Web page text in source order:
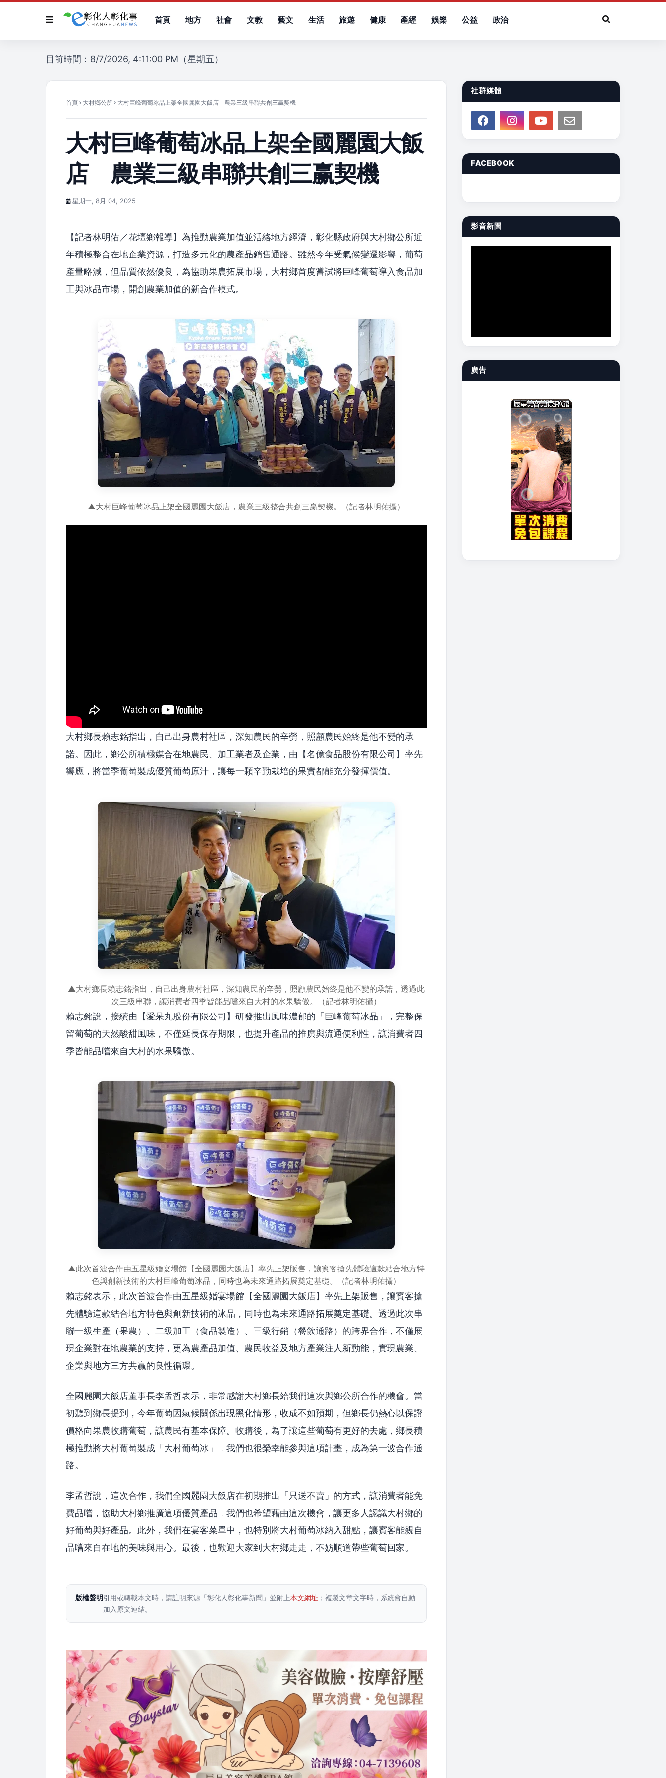
首頁 地方 社會 文教 藝文 生活 旅遊 健康 產經 娛樂 公益 政治
目前時間：8/7/2026, 4:11:00 PM（星期五）
首頁 大村鄉公所 大村巨峰葡萄冰品上架全國麗園大飯店 農業三級串聯共創三赢契機
大村巨峰葡萄冰品上架全國麗園大飯
店 農業三級串聯共創三赢契機
星期一, 8月 04, 2025
【記者林明佑／花壇鄉報導】為推動農業加值並活絡地方經濟，彰化縣政府與大村鄉公所近
年積極整合在地企業資源，打造多元化的農產品銷售通路。雖然今年受氣候變遷影響，葡萄
產量略減，但品質依然優良，為協助果農拓展市場，大村鄉首度嘗試將巨峰葡萄導入食品加
工與冰品市場，開創農業加值的新合作模式。
▲大村巨峰葡萄冰品上架全國麗園大飯店，農業三級整合共創三赢契機。（記者林明佑攝）
大村鄉長賴志銘指出，自己出身農村社區，深知農民的辛勞，照顧農民始終是他不變的承
諾。因此，鄉公所積極媒合在地農民、加工業者及企業，由【名億食品股份有限公司】率先
響應，將當季葡萄製成優質葡萄原汁，讓每一顆辛勤栽培的果實都能充分發揮價值。
▲大村鄉長賴志銘指出，自己出身農村社區，深知農民的辛勞，照顧農民始終是他不變的承諾，透過此
次三級串聯，讓消費者四季皆能品嚐來自大村的水果驕傲。（記者林明佑攝）
賴志銘說，接續由【愛呆丸股份有限公司】研發推出風味濃郁的「巨峰葡萄冰品」，完整保
留葡萄的天然酸甜風味，不僅延長保存期限，也提升產品的推廣與流通便利性，讓消費者四
季皆能品嚐來自大村的水果驕傲。
▲此次首波合作由五星級婚宴場館【全國麗園大飯店】率先上架販售，讓賓客搶先體驗這款結合地方特
色與創新技術的大村巨峰葡萄冰品，同時也為未來通路拓展奠定基礎。（記者林明佑攝）
賴志銘表示，此次首波合作由五星級婚宴場館【全國麗園大飯店】率先上架販售，讓賓客搶
先體驗這款結合地方特色與創新技術的冰品，同時也為未來通路拓展奠定基礎。透過此次串
聯一級生產（果農）、二級加工（食品製造）、三級行銷（餐飲通路）的跨界合作，不僅展
現企業對在地農業的支持，更為農產品加值、農民收益及地方產業注人新動能，實現農業、
企業與地方三方共贏的良性循環。
全國麗園大飯店董事長李孟哲表示，非常感謝大村鄉長給我們這次與鄉公所合作的機會。當
初聽到鄉長提到，今年葡萄因氣候關係出現黑化情形，收成不如預期，但鄉長仍熱心以保證
價格向果農收購葡萄，讓農民有基本保障。收購後，為了讓這些葡萄有更好的去處，鄉長積
極推動將大村葡萄製成「大村葡萄冰」，我們也很榮幸能參與這項計畫，成為第一波合作通
路。
李孟哲說，這次合作，我們全國麗園大飯店在初期推出「只送不賣」的方式，讓消費者能免
費品嚐，協助大村鄉推廣這項優質產品，我們也希望藉由這次機會，讓更多人認識大村鄉的
好葡萄與好產品。此外，我們在宴客菜單中，也特別將大村葡萄冰納入甜點，讓賓客能親自
品嚐來自在地的美味與用心。最後，也歡迎大家到大村鄉走走，不妨順道帶些葡萄回家。
版權聲明引用或轉載本文時，請註明來源「彰化人彰化事新聞」並附上本文網址 ；複製文章文字時，系統會自動
加入原文連結。
社群媒體
FACEBOOK
影音新聞
廣告